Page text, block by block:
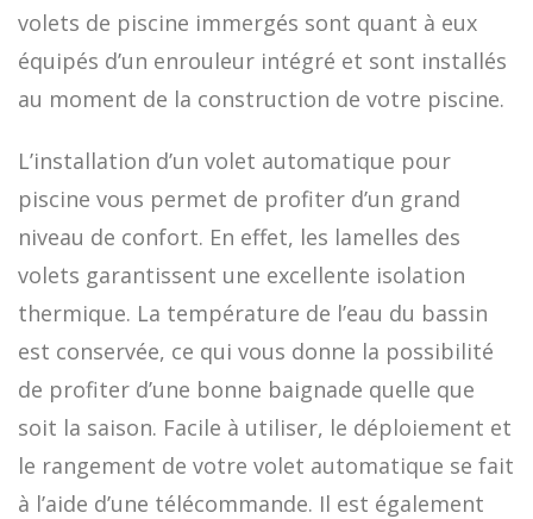
volets de piscine immergés sont quant à eux
équipés d’un enrouleur intégré et sont installés
au moment de la construction de votre piscine.
L’installation d’un volet automatique pour
piscine vous permet de profiter d’un grand
niveau de confort. En effet, les lamelles des
volets garantissent une excellente isolation
thermique. La température de l’eau du bassin
est conservée, ce qui vous donne la possibilité
de profiter d’une bonne baignade quelle que
soit la saison. Facile à utiliser, le déploiement et
le rangement de votre volet automatique se fait
à l’aide d’une télécommande. Il est également